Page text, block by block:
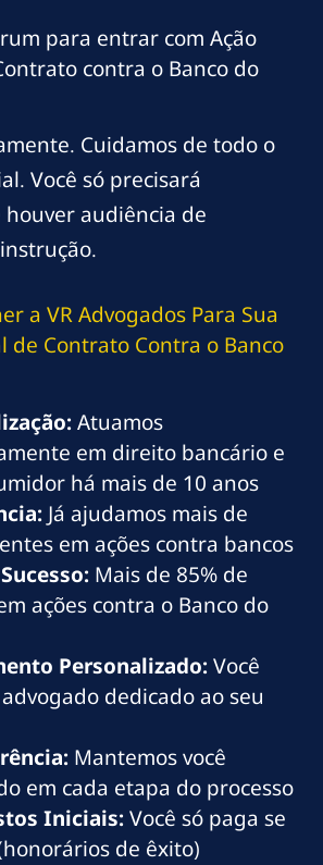
para entrar com Ação
contra o Banco do
Cuidamos de todo o
Você só precisará
houver audiência de
a VR Advogados Para Sua
de Contrato Contra o Banco
Atuamos
em direito bancário e
há mais de 10 anos
Já ajudamos mais de
em ações contra bancos
Mais de 85% de
ações contra o Banco do
Personalizado:Você
dedicado ao seu
Mantemos você
em cada etapa do processo
Iniciais:Você só paga se
de êxito)